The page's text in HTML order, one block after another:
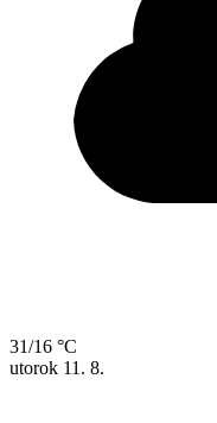
31/16 °C
utorok 11. 8.